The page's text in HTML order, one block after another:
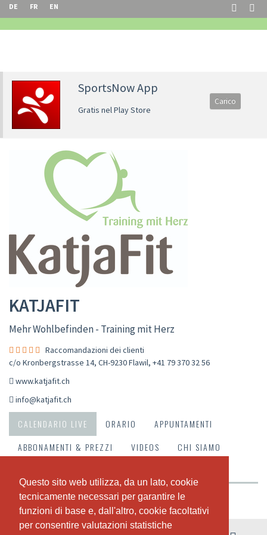
Questo sito web utilizza, da un lato, cookie
tecnicamente necessari per garantire le
funzioni di base e, dall'altro, cookie facoltativi
per consentire valutazioni statistiche
Questo sito web utilizza, da un lato, cookie
tecnicamente necessari per garantire le
funzioni di base e, dall'altro, cookie facoltativi
per consentire valutazioni statistiche
DE FR EN
SportsNow App
Gratis nel Play Store
Carico
KATJAFIT
Mehr Wohlbefinden - Training mit Herz
Raccomandazioni dei clienti
c/o Kronbergstrasse 14, CH-9230 Flawil, +41 79 370 32 56
www.katjafit.ch
info@katjafit.ch
CALENDARIO LIVE ORARIO
APPUNTAMENTI
ABBONAMENTI & PREZZI
VIDEOS
CHI SIAMO
Riepilogo della settimana